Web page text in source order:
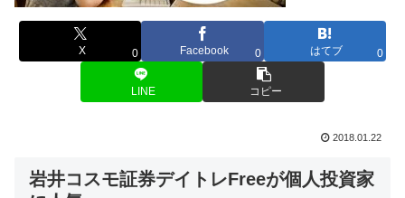
X 0 Facebook 0 はてブ 0
LINE コピー
2018.01.22
岩井コスモ証券デイトレFreeが個人投資家